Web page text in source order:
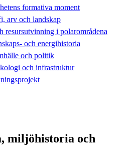
formativa moment
arv och landskap
resursutvinning i polarområdena
och energihistoria
och politik
och infrastruktur
miljöhistoria och